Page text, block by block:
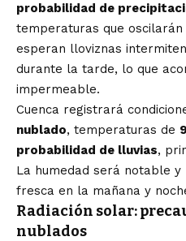
probabilidad de
temperaturas que
esperan lloviznas
durante la tarde, lo que
impermeable.
Cuenca registrará
nublado, temperaturas de
probabilidad de lluvias,
La humedad será notable
fresca en la mañana y
Radiación solar:
nublados